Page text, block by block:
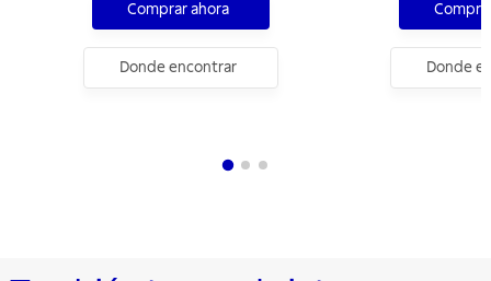
Comprar ahora
Donde encontrar Donde